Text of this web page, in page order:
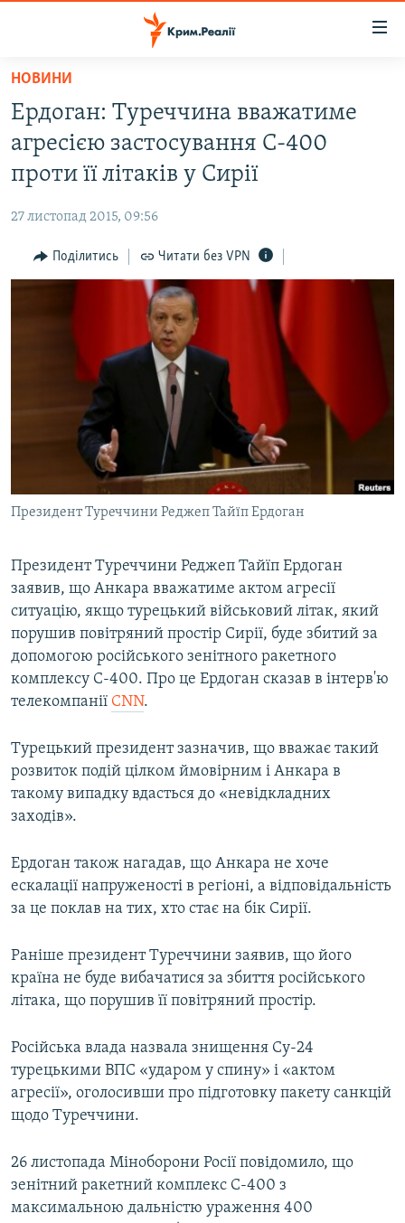
Перейти
основного
матеріалу
Перейти
до
основної
Перейти
до
ВОДА.КРИМ
ВІДЕО ТА ФОТО
БЛОГИ
ПОГЛЯД
ІНТЕРВ'Ю
СПЕЦПРОЕКТИ
ДЕПОРТАЦІЯ
ВІДЕОУРОКИ «ELIFBE»
СВІДЧЕННЯ ОКУПАЦІЇ
УКРАЇНСЬКА ПРОБЛЕМА КРИМУ
ІНФОГРАФІКА
ЯК ОБІЙТИ БЛОКУВАННЯ
Qırımtatar
ДОЛУЧАЙСЯ!
Усі сайти RFE/RL
НОВИНИ
Ердоган: Туреччина вважатиме
агресією застосування С-400
проти її літаків у Сирії
27 листопад 2015, 09:56
Поділитись Читати без VPN
Президент Туреччини Реджеп Тайїп Ердоган
Президент Туреччини Реджеп Тайїп Ердоган
заявив, що Анкара вважатиме актом агресії
ситуацію, якщо турецький військовий літак, який
порушив повітряний простір Сирії, буде збитий за
допомогою російського зенітного ракетного
комплексу С-400. Про це Ердоган сказав в інтерв'ю
телекомпанії CNN.
Турецький президент зазначив, що вважає такий
розвиток подій цілком ймовірним і Анкара в
такому випадку вдасться до «невідкладних
заходів».
Ердоган також нагадав, що Анкара не хоче
ескалації напруженості в регіоні, а відповідальність
за це поклав на тих, хто стає на бік Сирії.
Раніше президент Туреччини заявив, що його
країна не буде вибачатися за збиття російського
літака, що порушив її повітряний простір.
Російська влада назвала знищення Су-24
турецькими ВПС «ударом у спину» і «актом
агресії», оголосивши про підготовку пакету санкцій
щодо Туреччини.
26 листопада Міноборони Росії повідомило, що
зенітний ракетний комплекс С-400 з
максимальною дальністю ураження 400